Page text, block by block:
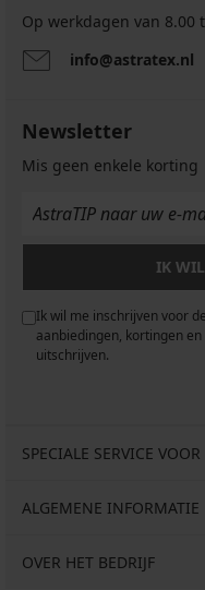
Op werkdagen van 8.00
info@astratex.nl
Newsletter
Mis geen enkele korting
IK
Ik wil me inschrijven voor
aanbiedingen, kortingen
uitschrijven.
SPECIALE SERVICE
ALGEMENE INFORMATIE
OVER HET BEDRIJF